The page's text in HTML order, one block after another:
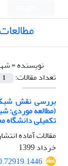
نویسنده =
تعداد مقالات:
1
بررسی نقش
(مطالعه موردی:
تکمیلی دانشگاه
مقالات آماده
خرداد 1399